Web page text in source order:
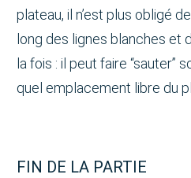
plateau, il n’est plus obligé
long des lignes blanches et
la fois : il peut faire “sauter”
quel emplacement libre du
FIN DE LA PARTIE